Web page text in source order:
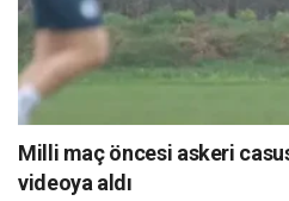
Milli maç öncesi askeri
videoya aldı